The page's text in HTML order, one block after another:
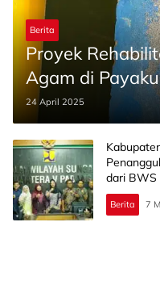
Berita
Proyek
Agam di
Penjelasan
24 April 2025
dari BWS
Berita 7